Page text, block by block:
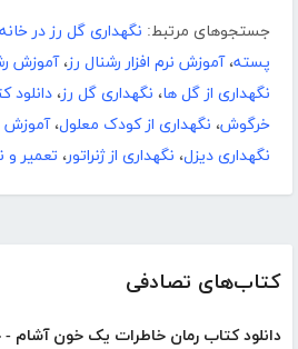
کتاب‌های تصادفی
دانلود کتاب رمان خاطرات یک خون
جستجوهای مرتبط: نگهداری گل رز در خانه
پسته،آموزش نرم افزار رشنال رز،آموزش
نگهداری از گل ها، نگهداری گل رز، دانلود
خرگوش، نگهداری از کودک معلول،آموزش
نگهداری دیزل، نگهداری از ژنراتور، تعمیر و